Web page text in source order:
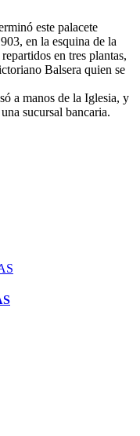
este palacete
en la esquina de la
en tres plantas,
Balsera quien se
a manos de la Iglesia, y
sucursal bancaria.